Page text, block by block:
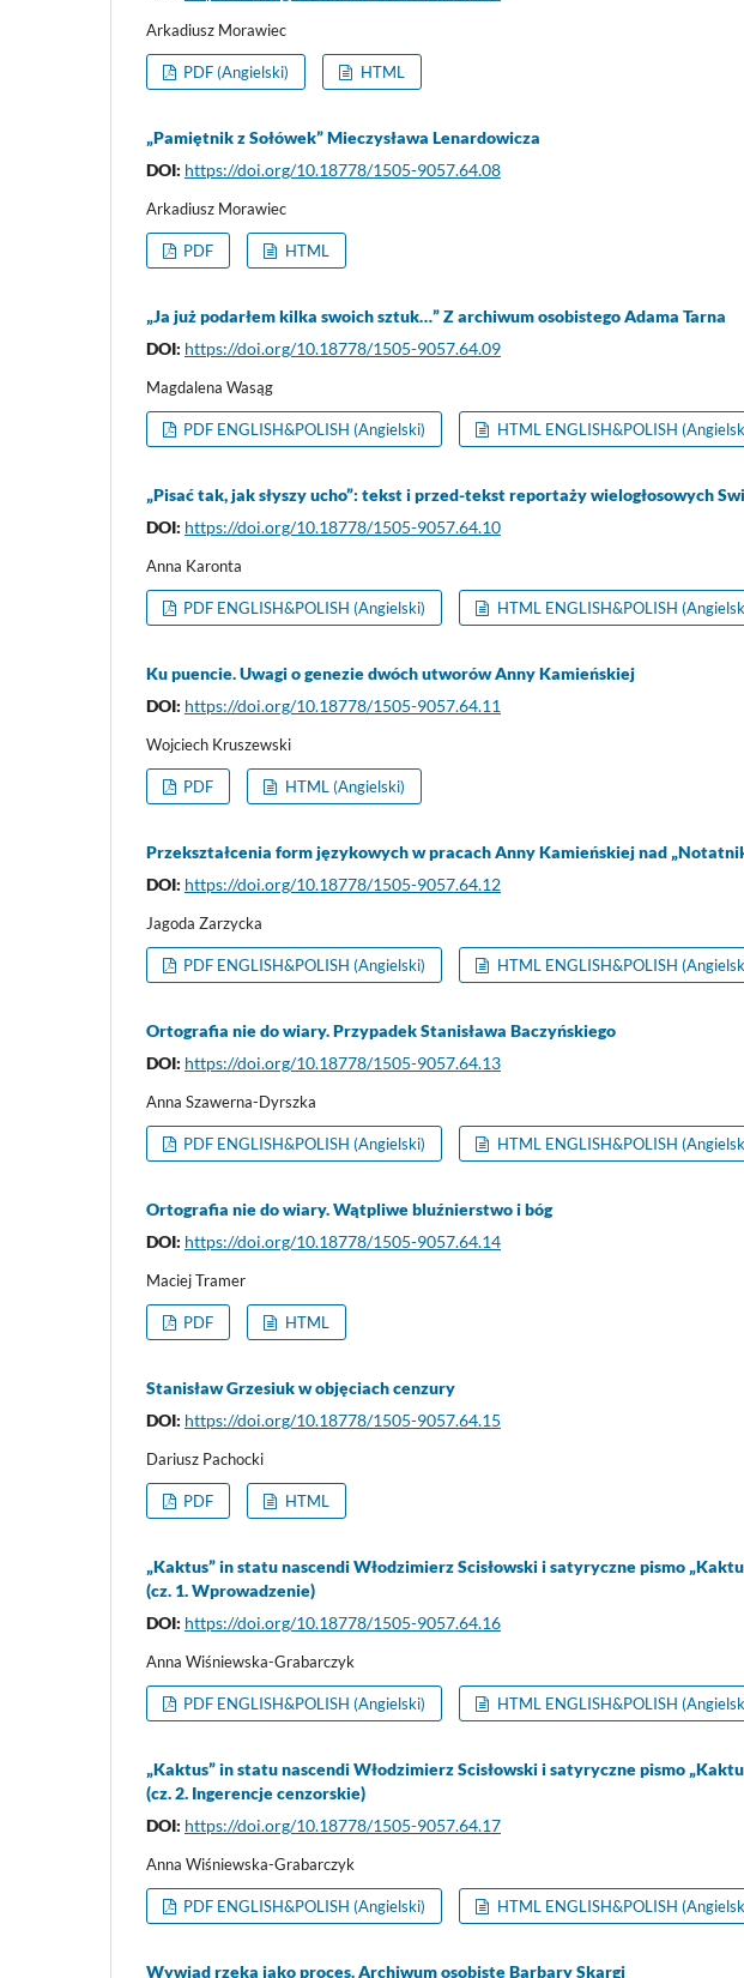
Arkadiusz Morawiec
PDF (Angielski) HTML
„Pamiętnik z Sołówek” Mieczysława Lenardowicza
DOI: https://doi.org/10.18778/1505-9057.64.08
Arkadiusz Morawiec
PDF HTML
„Ja już podarłem kilka swoich sztuk…” Z archiwum osobistego Adama Tarna
DOI: https://doi.org/10.18778/1505-9057.64.09
Magdalena Wasąg
PDF ENGLISH&POLISH (Angielski) HTML ENGLISH&POLISH
„Pisać tak, jak słyszy ucho”: tekst i przed-tekst reportaży wielogłosowych
DOI: https://doi.org/10.18778/1505-9057.64.10
Anna Karonta
PDF ENGLISH&POLISH (Angielski) HTML ENGLISH&POLISH
Ku puencie. Uwagi o genezie dwóch utworów Anny Kamieńskiej
DOI: https://doi.org/10.18778/1505-9057.64.11
Wojciech Kruszewski
PDF HTML (Angielski)
Przekształcenia form językowych w pracach Anny Kamieńskiej nad
DOI: https://doi.org/10.18778/1505-9057.64.12
Jagoda Zarzycka
PDF ENGLISH&POLISH (Angielski) HTML ENGLISH&POLISH
Ortografia nie do wiary. Przypadek Stanisława Baczyńskiego
DOI: https://doi.org/10.18778/1505-9057.64.13
Anna Szawerna-Dyrszka
PDF ENGLISH&POLISH (Angielski) HTML ENGLISH&POLISH
Ortografia nie do wiary. Wątpliwe bluźnierstwo i bóg
DOI: https://doi.org/10.18778/1505-9057.64.14
Maciej Tramer
PDF HTML
Stanisław Grzesiuk w objęciach cenzury
DOI: https://doi.org/10.18778/1505-9057.64.15
Dariusz Pachocki
PDF HTML
„Kaktus” in statu nascendi Włodzimierz Scisłowski i satyryczne pismo
(cz. 1. Wprowadzenie)
DOI: https://doi.org/10.18778/1505-9057.64.16
Anna Wiśniewska-Grabarczyk
PDF ENGLISH&POLISH (Angielski) HTML ENGLISH&POLISH
„Kaktus” in statu nascendi Włodzimierz Scisłowski i satyryczne pismo
(cz. 2. Ingerencje cenzorskie)
DOI: https://doi.org/10.18778/1505-9057.64.17
Anna Wiśniewska-Grabarczyk
PDF ENGLISH&POLISH (Angielski) HTML ENGLISH&POLISH
Wywiad rzeka jako proces. Archiwum osobiste Barbary Skargi